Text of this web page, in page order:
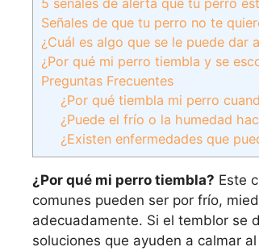
Señales de que tu perro no te
¿Cuál es algo que se le puede dar
¿Por qué mi perro tiembla y se
Preguntas Frecuentes
¿Por qué tiembla mi perro
¿Puede el frío o la humedad
¿Existen enfermedades que
¿Por qué mi perro tiembla? Este
comunes pueden ser por frío,
adecuadamente. Si el temblor se
soluciones que ayuden a calmar